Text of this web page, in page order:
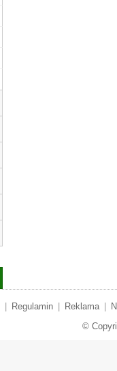
Regulamin Reklama
©